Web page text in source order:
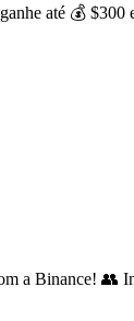
até 💰
a Binance! 👥